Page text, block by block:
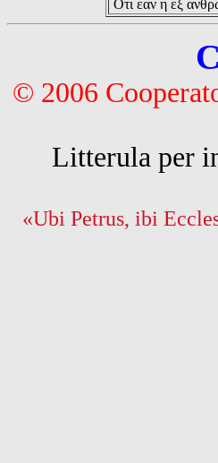
Οτι εαν η εξ
© 2006
Litterula per
«Ubi Petrus, ibi